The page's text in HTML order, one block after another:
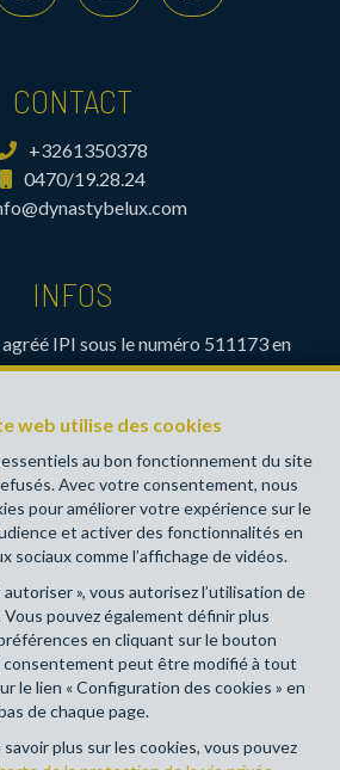
web utilise des cookies
au bon fonctionnement du site
Avec votre consentement, nous
pour améliorer votre expérience sur le
et activer des fonctionnalités en
sociaux comme l’affichage de vidéos.
», vous autorisez l’utilisation de
pouvez également définir plus
en cliquant sur le bouton
consentement peut être modifié à tout
le lien « Configuration des cookies » en
de chaque page.
plus sur les cookies, vous pouvez
CONTACT
+3261350378
0470/19.28.24
INFOS
IPI sous le numéro 511173 en
contrôle: Institut professionnel des
- info@ipi.be) - Soumis au
de l’ IPI
cautionnement via AXA Belgium SA,
Bruxelles – police n° 730390160.
les activités réalisées en Belgique
du site
privée